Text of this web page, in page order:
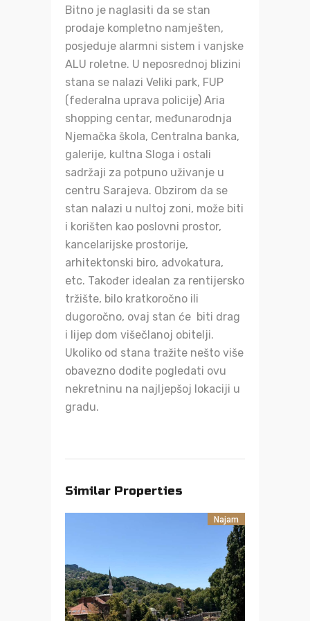
Bitno je naglasiti da se stan
prodaje kompletno namješten,
posjeduje alarmni sistem i vanjske
ALU roletne. U neposrednoj blizini
stana se nalazi Veliki park, FUP
(federalna uprava policije) Aria
shopping centar, međunarodnja
Njemačka škola, Centralna banka,
galerije, kultna Sloga i ostali
sadržaji za potpuno uživanje u
centru Sarajeva. Obzirom da se
stan nalazi u nultoj zoni, može biti
i korišten kao poslovni prostor,
kancelarijske prostorije,
arhitektonski biro, advokatura,
etc. Također idealan za rentijersko
tržište, bilo kratkoročno ili
dugoročno, ovaj stan će biti drag
i lijep dom višečlanoj obitelji.
Ukoliko od stana tražite nešto više
obavezno dođite pogledati ovu
nekretninu na najljepšoj lokaciji u
gradu.
Similar Properties
Najam